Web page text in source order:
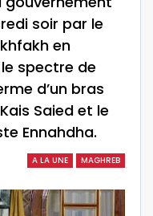
soir par le
en
spectre de
d’un bras
Saied et le
Ennahdha.
A LA UNE MAGHREB